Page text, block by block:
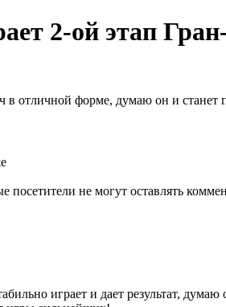
2-ой этап
в отличной форме, думаю он и станет
посетители не могут оставлять
играет и дает результат,